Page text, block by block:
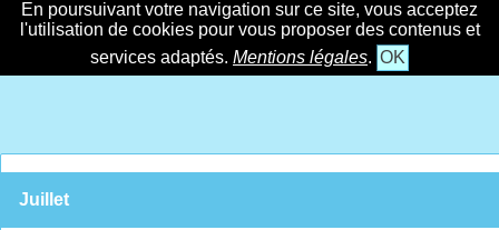
En poursuivant votre navigation sur ce site, vous acceptez
l'utilisation de cookies pour vous proposer des contenus et
services adaptés. Mentions légales. OK
Juillet